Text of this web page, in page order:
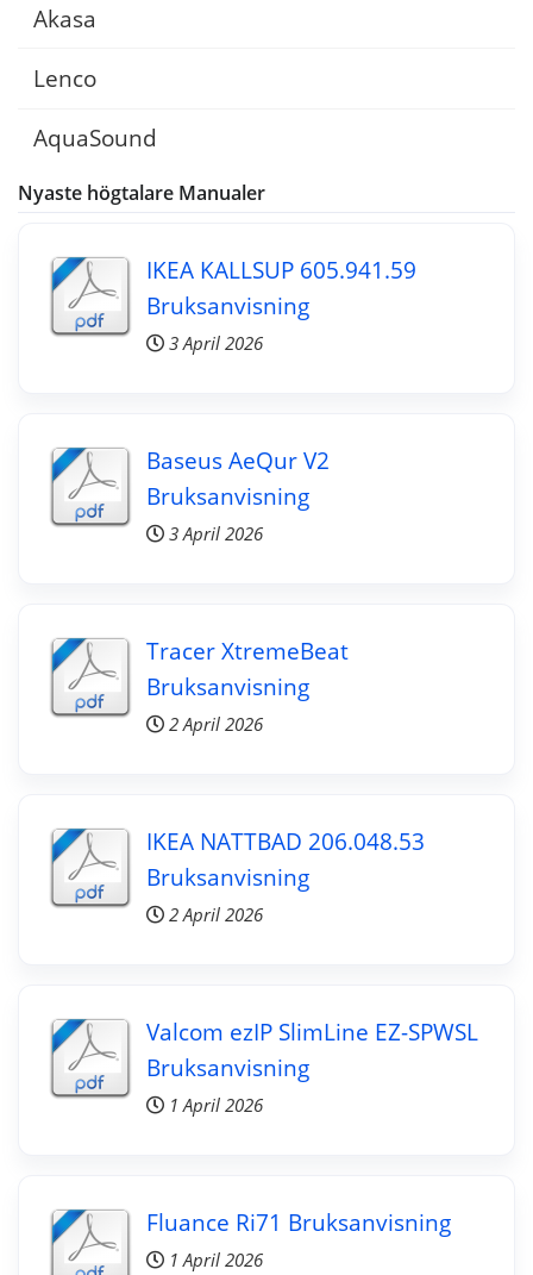
Akasa
Lenco
AquaSound
Nyaste högtalare Manualer
IKEA KALLSUP 605.941.59
Bruksanvisning
3 April 2026
Baseus AeQur V2
Bruksanvisning
3 April 2026
Tracer XtremeBeat
Bruksanvisning
2 April 2026
IKEA NATTBAD 206.048.53
Bruksanvisning
2 April 2026
Valcom ezIP SlimLine EZ-SPWSL
Bruksanvisning
1 April 2026
Fluance Ri71 Bruksanvisning
1 April 2026